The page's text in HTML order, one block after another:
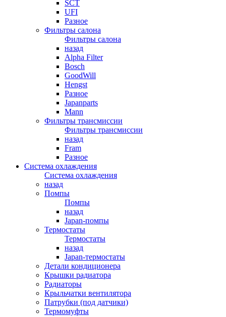
SCT
UFI
Разное
Фильтры салона
Фильтры салона
назад
Alpha Filter
Bosch
GoodWill
Hengst
Разное
Japanparts
Mann
Фильтры трансмиссии
Фильтры трансмиссии
назад
Fram
Разное
Система охлаждения
Система охлаждения
назад
Помпы
Помпы
назад
Japan-помпы
Термостаты
Термостаты
назад
Japan-термостаты
Детали кондиционера
Крышки радиатора
Радиаторы
Крыльчатки вентилятора
Патрубки (под датчики)
Термомуфты